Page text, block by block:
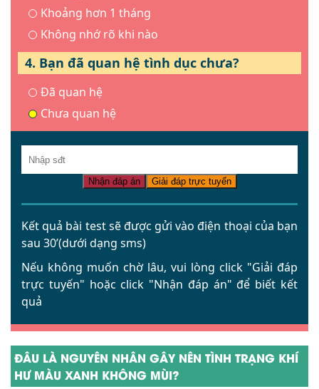
Khoảng hơn 1 tháng
Không nhớ rõ khi nào
4. Bạn đã quan hệ tình dục chưa?
Đã quan hệ
Chưa quan hệ
Kết quả bài test sẽ được gửi vào điện thoại của bạn
sau 30’(dưới dạng sms)
Nếu không muốn chờ lâu, vui lòng click "Giải đáp
trực tuyến" hoặc click "Nhận đáp án" để biết kết
quả
Nhận đáp án Giải đáp trực tuyến
ĐÂU LÀ NGUYÊN NHÂN GÂY NÊN TÌNH TRẠNG KHÍ
HƯ MÀU XANH KHÔNG MÙI?